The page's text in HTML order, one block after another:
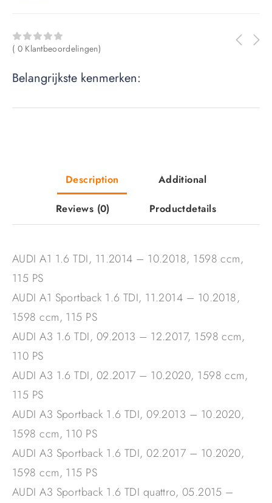
( 0 Klantbeoordelingen)
Belangrijkste kenmerken:
Description Additional
Reviews (0) Productdetails
AUDI A1 1.6 TDI, 11.2014 – 10.2018, 1598 ccm,
115 PS
AUDI A1 Sportback 1.6 TDI, 11.2014 – 10.2018,
1598 ccm, 115 PS
AUDI A3 1.6 TDI, 09.2013 – 12.2017, 1598 ccm,
110 PS
AUDI A3 1.6 TDI, 02.2017 – 10.2020, 1598 ccm,
115 PS
AUDI A3 Sportback 1.6 TDI, 09.2013 – 10.2020,
1598 ccm, 110 PS
AUDI A3 Sportback 1.6 TDI, 02.2017 – 10.2020,
1598 ccm, 115 PS
AUDI A3 Sportback 1.6 TDI quattro, 05.2015 –